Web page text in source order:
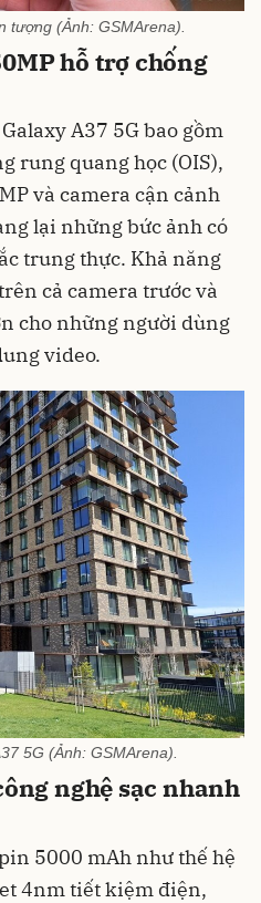
tượng (Ảnh: GSMArena).
hỗ trợ chống
A37 5G bao gồm
rung quang học (OIS),
và camera cận cảnh
lại những bức ảnh có
trung thực. Khả năng
cả camera trước và
cho những người dùng
video.
5G (Ảnh: GSMArena).
nghệ sạc nhanh
5000 mAh như thế hệ
4nm tiết kiệm điện,